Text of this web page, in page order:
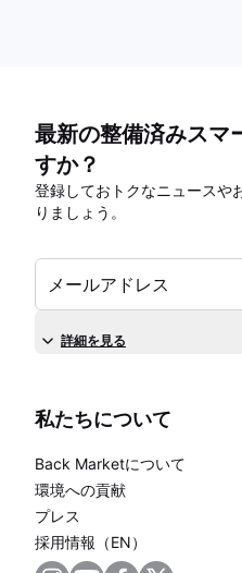
最新の整備済みスマ
すか？
登録しておトクなニュースや
りましょう。
メールアドレス
詳細を見る
私たちについて
Back Marketについて
環境への貢献
プレス
採用情報（EN）